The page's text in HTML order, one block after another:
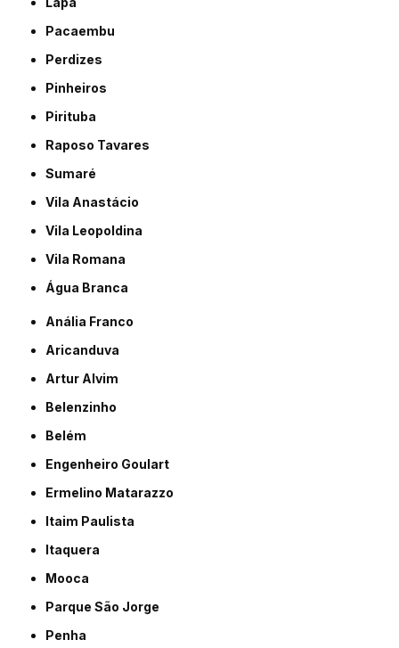
Pacaembu
Perdizes
Pinheiros
Pirituba
Raposo Tavares
Sumaré
Vila Anastácio
Vila Leopoldina
Vila Romana
Água Branca
Anália Franco
Aricanduva
Artur Alvim
Belenzinho
Belém
Engenheiro Goulart
Ermelino Matarazzo
Itaim Paulista
Itaquera
Mooca
Parque São Jorge
Penha